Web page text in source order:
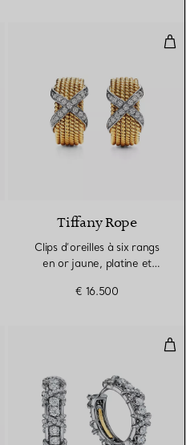
Tiffany Rope
Clips d’oreilles à six rangs
en or jaune, platine et
€ 16.500
d'oreilles Bird en